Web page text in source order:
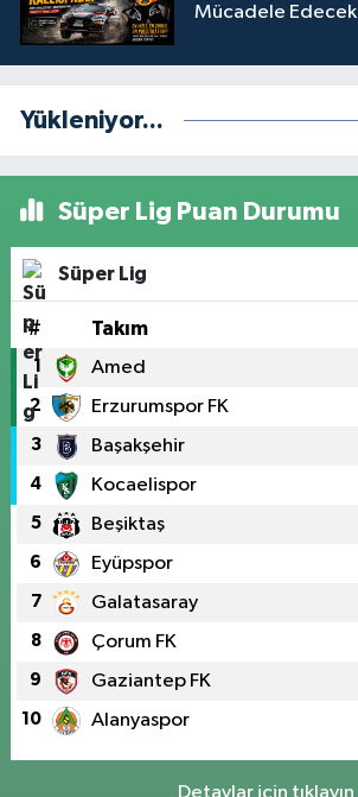
Mücadele Edecek
Yükleniyor...
Süper Lig Puan Durumu
Süper Lig
# Takım
1 Amed
2 Erzurumspor FK
3 Başakşehir
4 Kocaelispor
5 Beşiktaş
6 Eyüpspor
7 Galatasaray
8 Çorum FK
9 Gaziantep FK
10 Alanyaspor
Detaylar için tıklayın